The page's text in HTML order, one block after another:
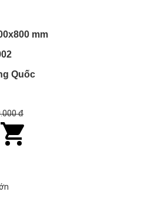
mm
Quốc
đ